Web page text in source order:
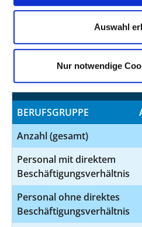
Auswahl
Nur notwendige
AUSGEWÄHLTES
PERSONAL IN
PSYCHOSOMATIK
DIPLOM-
PSYCHOLOGINNEN
BERUFSGRUPPE
Anzahl (gesamt)
Personal mit direktem
Beschäftigungsverhältnis
Personal ohne direktes
Beschäftigungsverhältnis